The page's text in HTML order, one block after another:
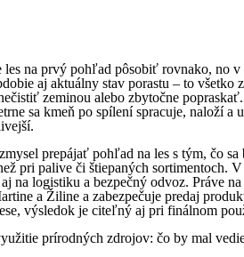
les na prvý pohľad pôsobiť rovnako, no
aj aktuálny stav porastu – to
zeminou alebo zbytočne
sa kmeň po spílení spracuje, naloží
prepájať pohľad na les s tým, čo
pri palive či štiepaných sortimentoch.
na logistiku a bezpečný odvoz. Práve
a Žiline a zabezpečuje predaj
výsledok je citeľný aj pri finálnom
prírodných zdrojov: čo by mal